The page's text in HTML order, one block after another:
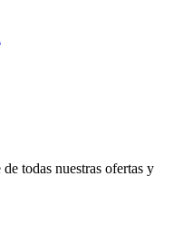
todas nuestras ofertas y